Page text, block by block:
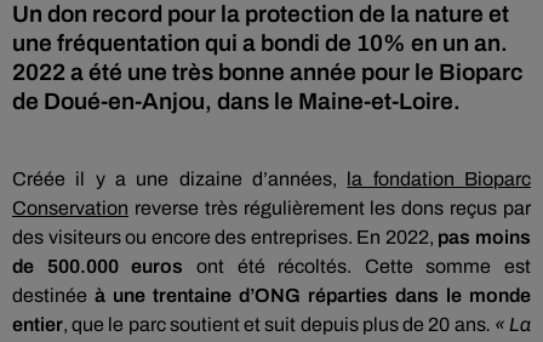
Un don record pour la protection de la nature et
une fréquentation qui a bondi de 10% en un an.
2022 a été une très bonne année pour le Bioparc
de Doué-en-Anjou, dans le Maine-et-Loire.
Créée il y a une dizaine d’années, la fondation Bioparc
Conservation reverse très régulièrement les dons reçus par
des visiteurs ou encore des entreprises. En 2022, pas moins
de 500.000 euros ont été récoltés. Cette somme est
destinée à une trentaine d’ONG réparties dans le monde
entier, que le parc soutient et suit depuis plus de 20 ans. « La